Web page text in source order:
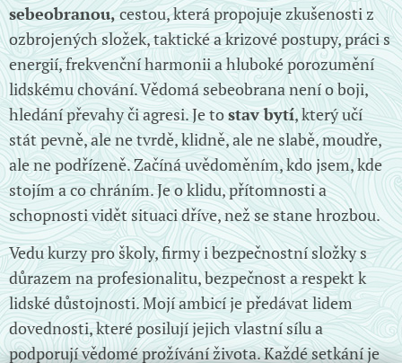
sebeobranou,cestou, která propojuje zkušenosti z
ozbrojených složek, taktické a krizové postupy, práci s
energií, frekvenční harmonii a hluboké porozumění
lidskému chování. Vědomá sebeobrana není o boji,
hledání převahy či agresi. Je tostav bytí, který učí
stát pevně, ale ne tvrdě, klidně, ale ne slabě, moudře,
ale ne podřízeně. Začíná uvědoměním, kdo jsem, kde
stojím a co chráním. Je o klidu, přítomnosti a
schopnosti vidět situaci dříve, než se stane hrozbou.
Vedu kurzy pro školy, firmy i bezpečnostní složky s
důrazem na profesionalitu, bezpečnost a respekt k
lidské důstojnosti. Mojí ambicí je předávat lidem
dovednosti, které posilují jejich vlastní sílu a
podporují vědomé prožívání života. Každé setkání je